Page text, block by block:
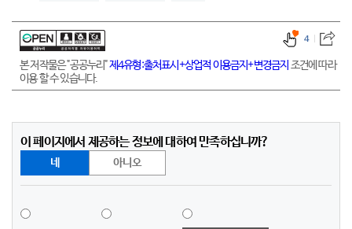
본 저작물은 "공공누리"제4유형:출처표시+상업적 이용금지+변경금지 조건에 따라
이용 할 수 있습니다.
4
이 페이지에서 제공하는 정보에 대하여 만족하십니까?
네 아니오